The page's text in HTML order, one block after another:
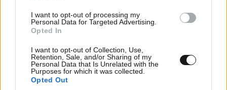
I want to opt-out of processing my
Personal Data for Targeted Advertising.
Opted In
I want to opt-out of Collection, Use,
Retention, Sale, and/or Sharing of my
Personal Data that Is Unrelated with the
Purposes for which it was collected.
Opted Out